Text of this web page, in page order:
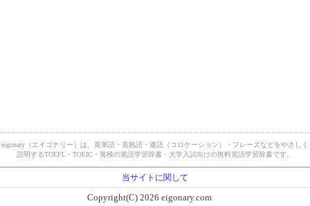
eigonary（エイゴナリー）は、英単語・英熟語・連語（コロケーション）・フレーズなどをやさしく
説明するTOEFL・TOEIC・英検の英語学習辞書・大学入試向けの無料英語学習辞書です。
当サイトに関して
Copyright(C) 2026 eigonary.com